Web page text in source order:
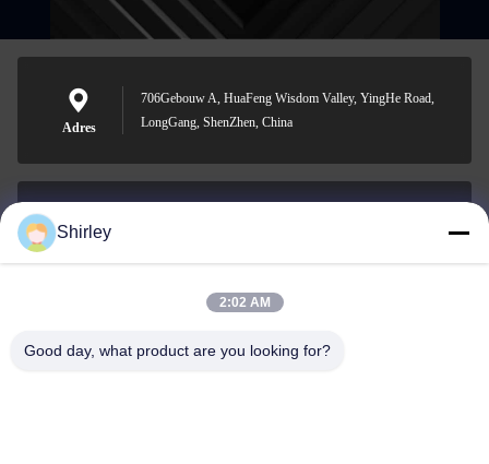
Adres
706Gebouw A, HuaFeng Wisdom Valley, YingHe Road,
LongGang, ShenZhen, China
0086-18148506772
Shirley
2:02 AM
Good day, what product are you looking for?